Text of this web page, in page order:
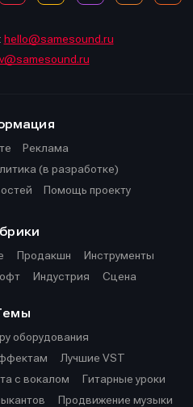
hello@samesound.ru
Реклама
(в разработке)
Помощь проекту
Продакшн
Инструменты
Индустрия Сцена
оборудования
Лучшие VST
с вокалом
Гитарные уроки
Продвижение музыки